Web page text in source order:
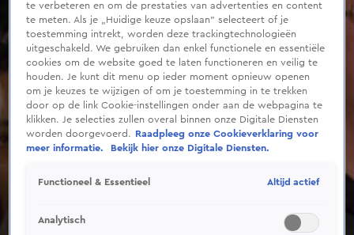
te verbeteren en om de prestaties van advertenties en content
te meten. Als je „Huidige keuze opslaan” selecteert of je
toestemming intrekt, worden deze trackingtechnologieën
uitgeschakeld. We gebruiken dan enkel functionele en essentiële
cookies om de website goed te laten functioneren en veilig te
houden. Je kunt dit menu op ieder moment opnieuw openen
om je keuzes te wijzigen of om je toestemming in te trekken
door op de link Cookie-instellingen onder aan de webpagina te
klikken. Je selecties zullen overal binnen onze Digitale Diensten
worden doorgevoerd.
Raadpleeg onze Cookieverklaring voor
meer informatie.
Bekijk hier onze Digitale Diensten.
Functioneel & Essentieel Altijd actief
Analytisch